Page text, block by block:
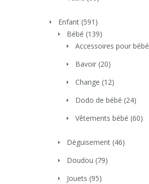
Enfant (591)
Bébé (139)
Accessoires pour bébé
Bavoir (20)
Change (12)
Dodo de bébé (24)
Vêtements bébé (60)
Déguisement (46)
Doudou (79)
Jouets (95)